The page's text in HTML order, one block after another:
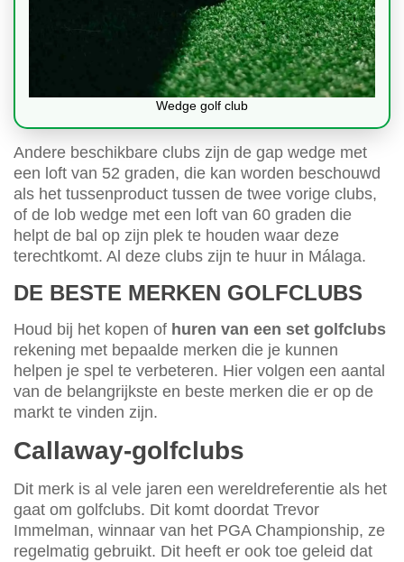
Wedge golf club
Andere beschikbare clubs zijn de gap wedge met
een loft van 52 graden, die kan worden beschouwd
als het tussenproduct tussen de twee vorige clubs,
of de lob wedge met een loft van 60 graden die
helpt de bal op zijn plek te houden waar deze
terechtkomt. Al deze clubs zijn te huur in Málaga.
DE BESTE MERKEN GOLFCLUBS
Houd bij het kopen of huren van een set golfclubs
rekening met bepaalde merken die je kunnen
helpen je spel te verbeteren. Hier volgen een aantal
van de belangrijkste en beste merken die er op de
markt te vinden zijn.
Callaway-golfclubs
Dit merk is al vele jaren een wereldreferentie als het
gaat om golfclubs. Dit komt doordat Trevor
Immelman, winnaar van het PGA Championship, ze
regelmatig gebruikt. Dit heeft er ook toe geleid dat